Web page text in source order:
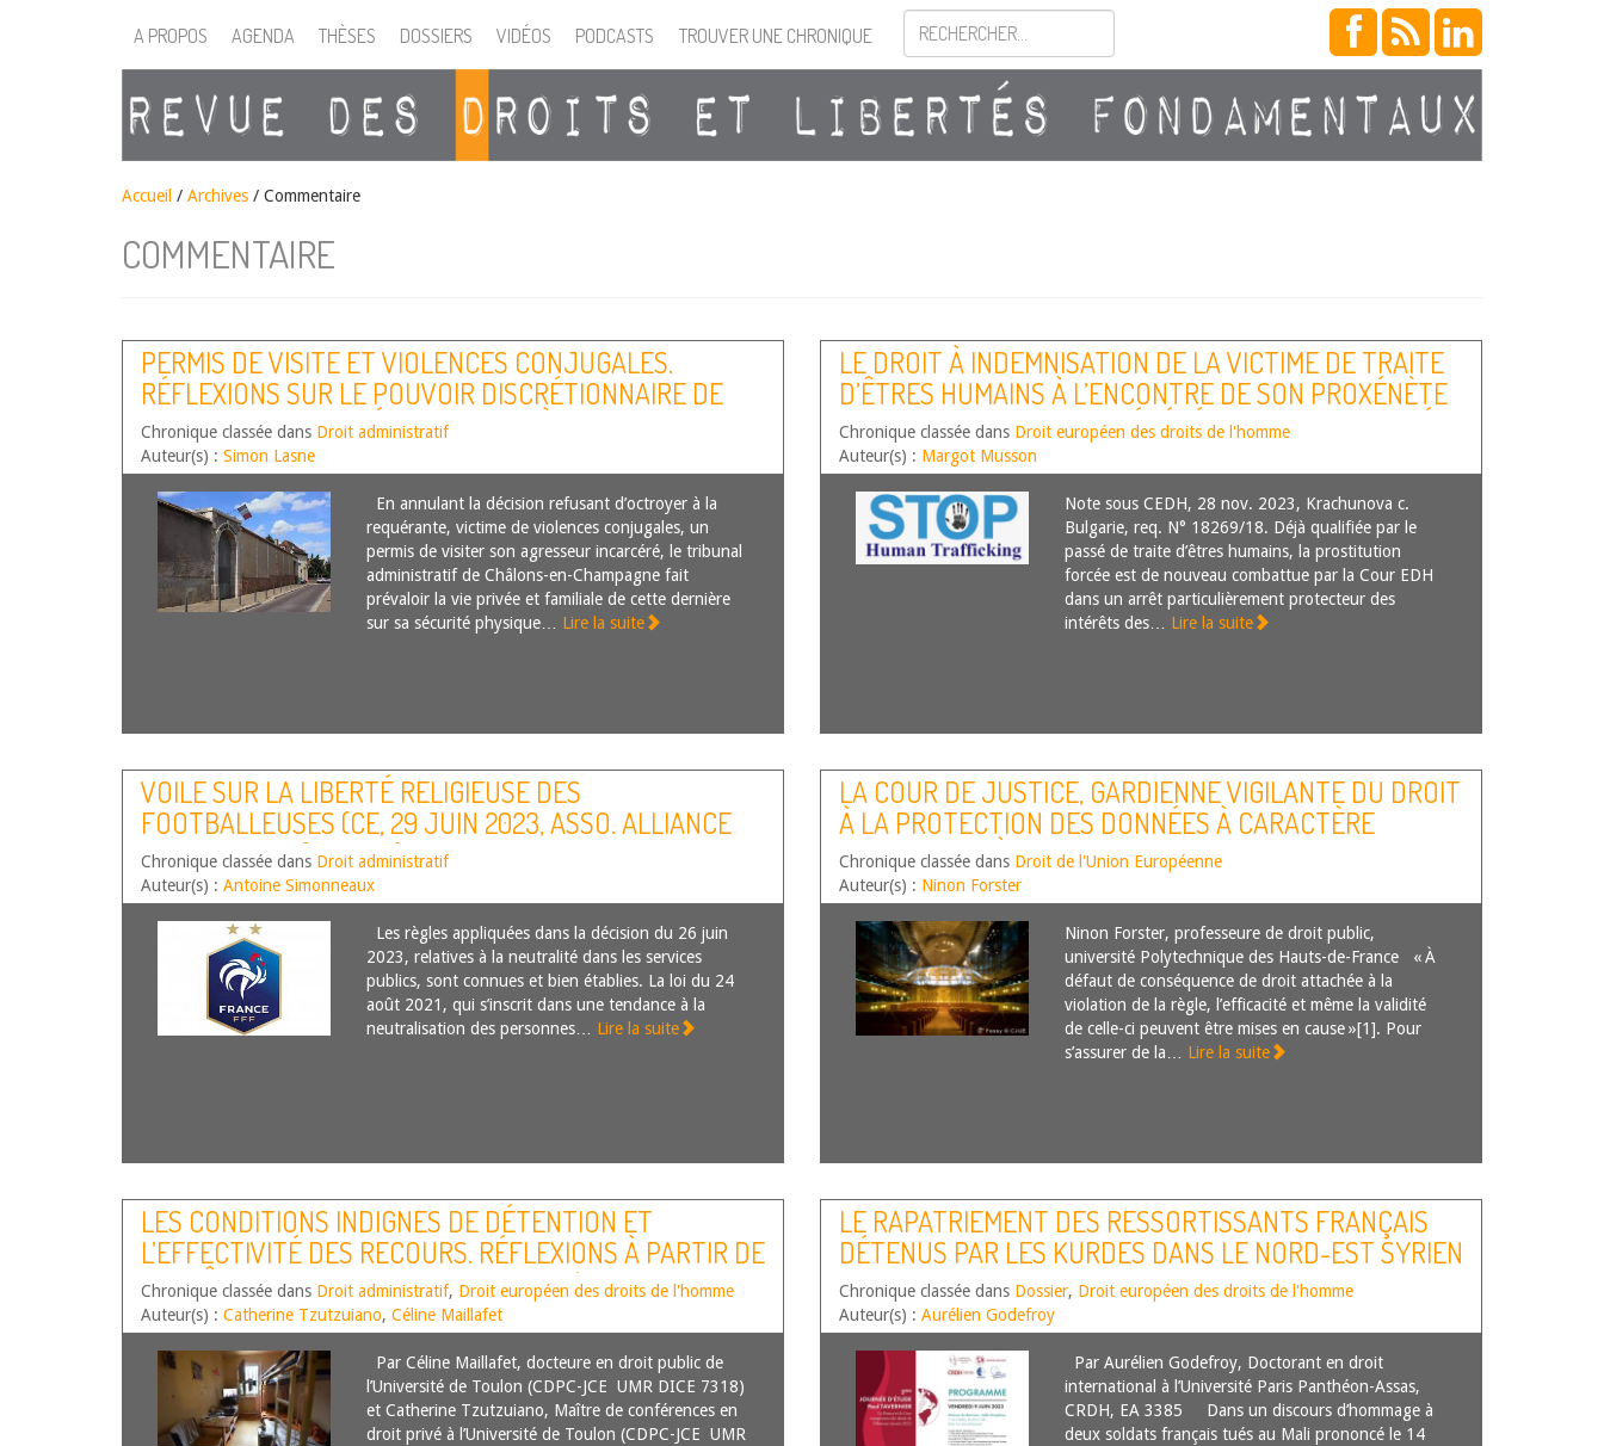
A PROPOS AGENDA THÈSES DOSSIERS VIDÉOS PODCASTS TROUVER UNE CHRONIQUE
Accueil / Archives / Commentaire
COMMENTAIRE
PERMIS DE VISITE ET VIOLENCES CONJUGALES.
RÉFLEXIONS SUR LE POUVOIR DISCRÉTIONNAIRE DE
L’ADMINISTRATION PÉNITENTIAIRE. À PROPOS DU
JUGEMENT TA CHÂLONS-EN-CHAMPAGNE, 8 NOV. 2022,
N°2102872
Chronique classée dans Droit administratif
Auteur(s) : Simon Lasne
En annulant la décision refusant d’octroyer à la
requérante, victime de violences conjugales, un
permis de visiter son agresseur incarcéré, le tribunal
administratif de Châlons-en-Champagne fait
prévaloir la vie privée et familiale de cette dernière
sur sa sécurité physique… Lire la suite
LE DROIT À INDEMNISATION DE LA VICTIME DE TRAITE
D’ÊTRES HUMAINS À L’ENCONTRE DE SON PROXÉNÈTE
AU TITRE DES REVENUS GÉNÉRÉS PAR SON ACTIVITÉ
SEXUELLE
Chronique classée dans Droit européen des droits de l'homme
Auteur(s) : Margot Musson
Note sous CEDH, 28 nov. 2023, Krachunova c.
Bulgarie, req. N° 18269/18. Déjà qualifiée par le
passé de traite d’êtres humains, la prostitution
forcée est de nouveau combattue par la Cour EDH
dans un arrêt particulièrement protecteur des
intérêts des… Lire la suite
VOILE SUR LA LIBERTÉ RELIGIEUSE DES
FOOTBALLEUSES (CE, 29 JUIN 2023, ASSO. ALLIANCE
CITOYENNE, N°458088)
Chronique classée dans Droit administratif
Auteur(s) : Antoine Simonneaux
Les règles appliquées dans la décision du 26 juin
2023, relatives à la neutralité dans les services
publics, sont connues et bien établies. La loi du 24
août 2021, qui s’inscrit dans une tendance à la
neutralisation des personnes… Lire la suite
LA COUR DE JUSTICE, GARDIENNE VIGILANTE DU DROIT
À LA PROTECTION DES DONNÉES À CARACTÈRE
PERSONNEL : À PROPOS DE LA NOTION DE DOMMAGE
RÉPARABLE ET SUR LES CONDITIONS DE SON
ÉVALUATION DANS L’ARRÊT CJUE, 4 MAI 2023, UI C/
ÖSTERREICHISCHE POST AG
Chronique classée dans Droit de l'Union Européenne
Auteur(s) : Ninon Forster
Ninon Forster, professeure de droit public,
université Polytechnique des Hauts-de-France « À
défaut de conséquence de droit attachée à la
violation de la règle, l’efficacité et même la validité
de celle-ci peuvent être mises en cause »[1]. Pour
s’assurer de la… Lire la suite
LES CONDITIONS INDIGNES DE DÉTENTION ET
L’EFFECTIVITÉ DES RECOURS. RÉFLEXIONS À PARTIR DE
L’ARRÊT DE LA COUR EDH, B.M. ET A. C/ FRANCE, DU 6
JUILLET 2023
Chronique classée dans Droit administratif, Droit européen des droits de l'homme
Auteur(s) : Catherine Tzutzuiano, Céline Maillafet
Par Céline Maillafet, docteure en droit public de
l’Université de Toulon (CDPC-JCE UMR DICE 7318)
et Catherine Tzutzuiano, Maître de conférences en
droit privé à l’Université de Toulon (CDPC-JCE UMR
LE RAPATRIEMENT DES RESSORTISSANTS FRANÇAIS
DÉTENUS PAR LES KURDES DANS LE NORD-EST SYRIEN
Chronique classée dans Dossier, Droit européen des droits de l'homme
Auteur(s) : Aurélien Godefroy
Par Aurélien Godefroy, Doctorant en droit
international à l’Université Paris Panthéon-Assas,
CRDH, EA 3385 Dans un discours d’hommage à
deux soldats français tués au Mali prononcé le 14